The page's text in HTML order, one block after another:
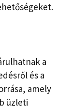
a
és a
amely
üzleti